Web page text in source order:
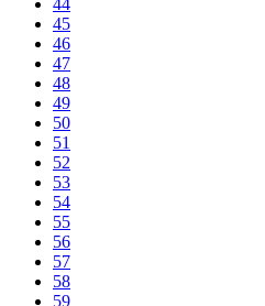
45
46
47
48
49
50
51
52
53
54
55
56
57
58
59